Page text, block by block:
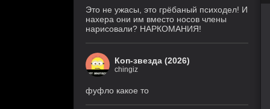
Это не ужасы, это грёбаный психодел! И
нахера они им вместо носов члены
нарисовали? НАРКОМАНИЯ!
Коп-звезда (2026)
chingiz
фуфло какое то